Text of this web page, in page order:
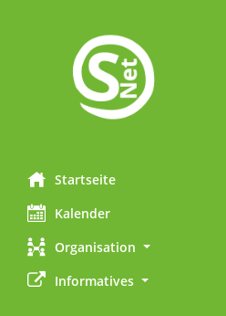
Startseite
Kalender
Organisation
Informatives